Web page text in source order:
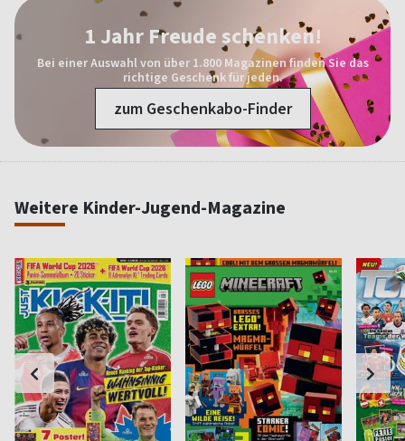
1 Jahr Freude schenken!
Bei einer Auswahl von über 1.800 Magazinen finden Sie das
richtige Geschenk für jeden.
zum Geschenkabo-Finder
Weitere Kinder-Jugend-Magazine